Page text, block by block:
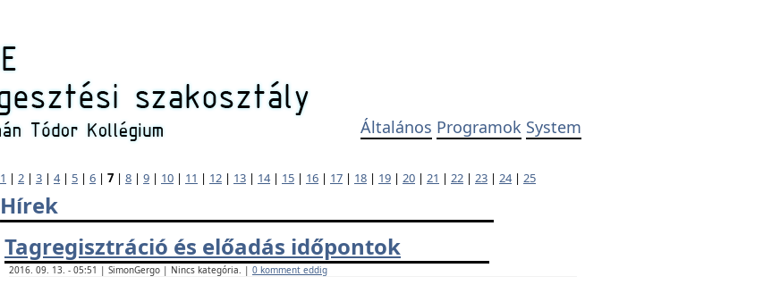
Általános Programok System
1 | 2 | 3 | 4| 5 | 6 | 7 | 8 | 9 | 10 | 11 | 12 | 13 | 14| 15 | 16 | 17 | 18 | 19 | 20 | 21 | 22 | 23 | 24| 25
Hírek
Tagregisztráció és előadás időpontok
2016. 09. 13. - 05:51 | SimonGergo | Nincs kategória. | 0 komment eddig